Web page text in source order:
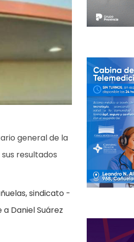
general de la
resultados
sindicato -
Daniel Suárez